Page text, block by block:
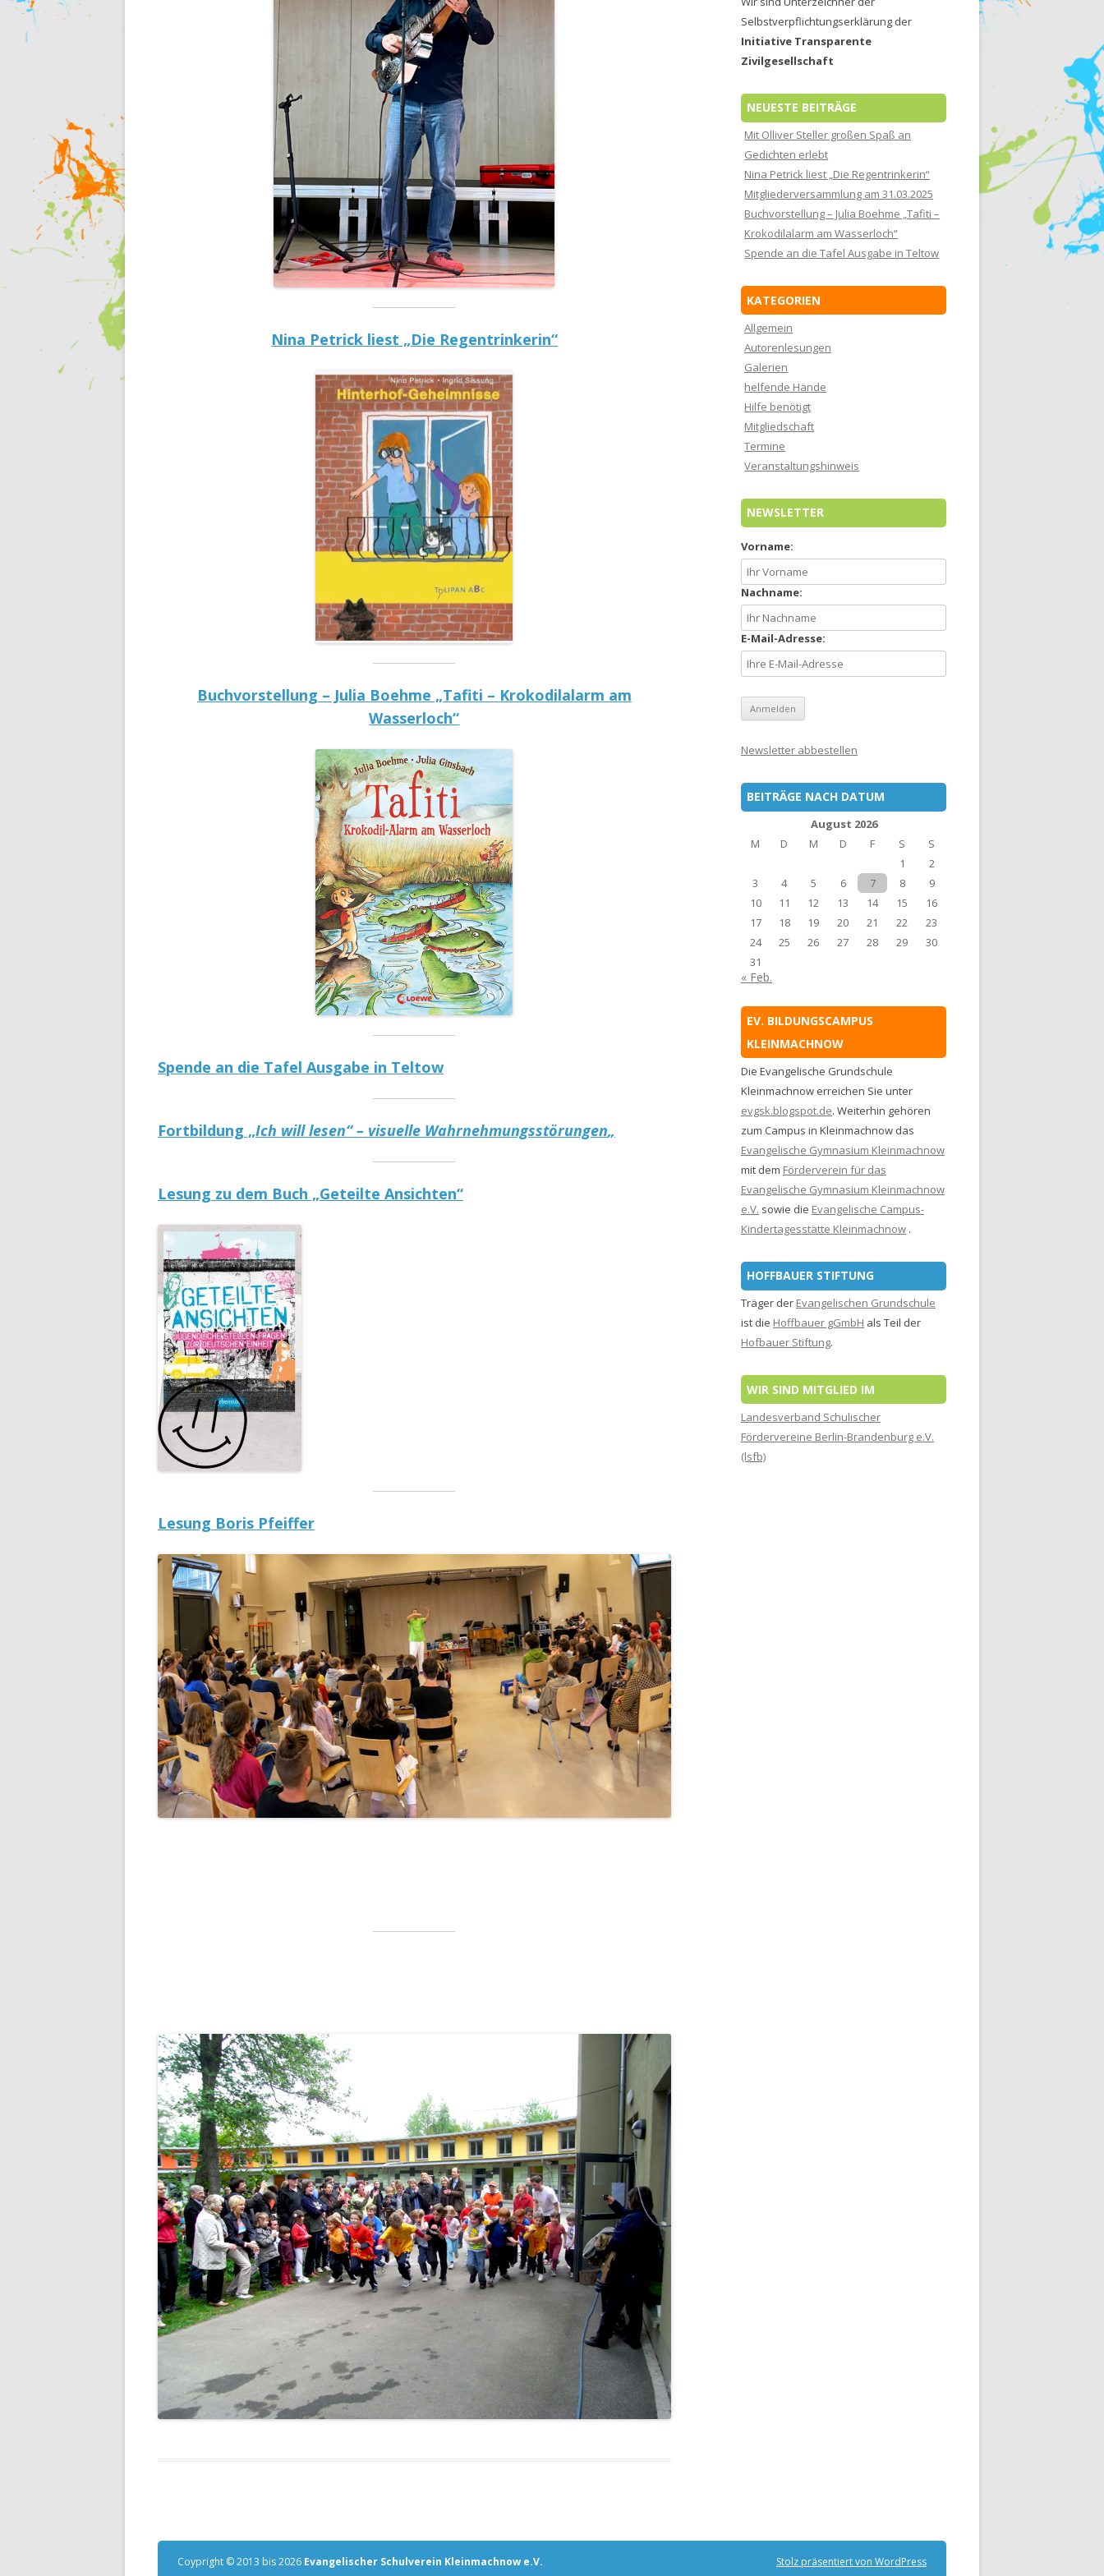
MITGLIEDERVERSAMMLUNG 2016
– 21. NOVEMBER 2016
MITGLIEDERVERSAMMLUNG 2017
– 29.MAI 2017
MITGLIEDERVERSAMMLUNG 2025
Nina Petrick liest „Die Regentrinkerin“
Buchvorstellung – Julia Boehme „Tafiti – Krokodilalarm am
Wasserloch“
Spende an die Tafel Ausgabe in Teltow
Fortbildung „Ich will lesen“ – visuelle Wahrnehmungsstörungen„
Lesung zu dem Buch „Geteilte Ansichten“
Lesung Boris Pfeiffer
Selbstverpflichtungserklärung der
Initiative Transparente
Zivilgesellschaft
NEUESTE BEITRÄGE
Mit Olliver Steller großen Spaß an
Gedichten erlebt
Nina Petrick liest „Die Regentrinkerin“
Mitgliederversammlung am 31.03.2025
Buchvorstellung – Julia Boehme „Tafiti –
Krokodilalarm am Wasserloch“
Spende an die Tafel Ausgabe in Teltow
KATEGORIEN
Allgemein
Autorenlesungen
Galerien
helfende Hände
Hilfe benötigt
Mitgliedschaft
Termine
Veranstaltungshinweis
NEWSLETTER
Vorname:
Nachname:
E-Mail-Adresse:
Newsletter abbestellen
BEITRÄGE NACH DATUM
August 2026
M
D M D F S
S
1
2
3
4 5 6 7 8
9
10
11 12 13 14 15
16
17
18 19 20 21 22
23
24
25 26 27 28 29
30
31
« Feb.
EV. BILDUNGSCAMPUS
KLEINMACHNOW
Die Evangelische Grundschule
Kleinmachnow erreichen Sie unter
evgsk.blogspot.de. Weiterhin gehören
zum Campus in Kleinmachnow das
Evangelische Gymnasium Kleinmachnow
mit dem Förderverein für das
Evangelische Gymnasium Kleinmachnow
e.V. sowie die Evangelische Campus-
Kindertagesstätte Kleinmachnow .
HOFFBAUER STIFTUNG
Träger der Evangelischen Grundschule
ist die Hoffbauer gGmbH als Teil der
Hofbauer Stiftung.
WIR SIND MITGLIED IM
Landesverband Schulischer
Fördervereine Berlin-Brandenburg e.V.
(lsfb)
Coypright © 2013 bis 2026 Evangelischer Schulverein Kleinmachnow e.V. Stolz präsentiert von WordPress